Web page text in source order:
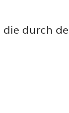
die durch